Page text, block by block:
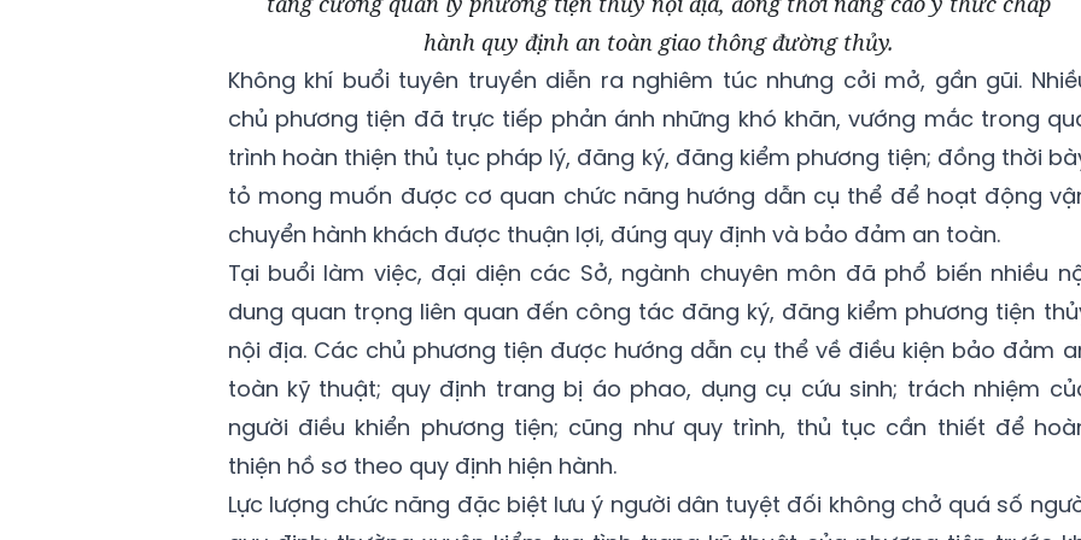
hành quy định an toàn giao thông đường thủy.
Không khí buổi tuyên truyền diễn ra nghiêm túc nhưng cởi mở, gần gũi.
chủ phương tiện đã trực tiếp phản ánh những khó khăn, vướng mắc trong
trình hoàn thiện thủ tục pháp lý, đăng ký, đăng kiểm phương tiện; đồng thời
tỏ mong muốn được cơ quan chức năng hướng dẫn cụ thể để hoạt động
chuyển hành khách được thuận lợi, đúng quy định và bảo đảm an toàn.
Tại buổi làm việc, đại diện các Sở, ngành chuyên môn đã phổ biến nhiều
dung quan trọng liên quan đến công tác đăng ký, đăng kiểm phương tiện
nội địa. Các chủ phương tiện được hướng dẫn cụ thể về điều kiện bảo đảm
toàn kỹ thuật; quy định trang bị áo phao, dụng cụ cứu sinh; trách nhiệm
người điều khiển phương tiện; cũng như quy trình, thủ tục cần thiết để
thiện hồ sơ theo quy định hiện hành.
Lực lượng chức năng đặc biệt lưu ý người dân tuyệt đối không chở quá số